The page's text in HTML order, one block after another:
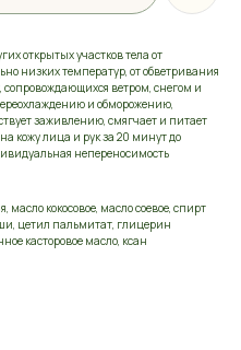
открытых участков тела от
низких температур, от обветривания
ветром, снегом и
и обморожению,
заживлению, смягчает и питает
кожу лица и рук за 20 минут до
непереносимость
кокосовое, масло соевое, спирт
цетил пальмитат, глицерин
касторовое масло, ксан